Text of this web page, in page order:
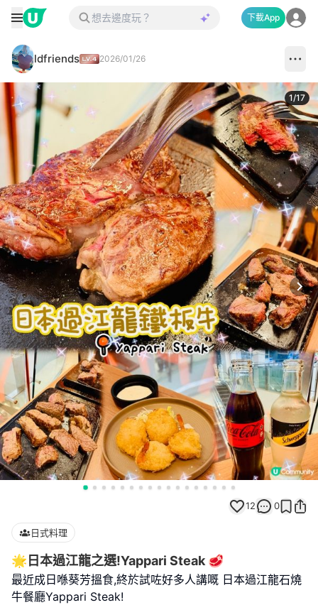
下載App
ldfriends 2026/01/26
1/17
12 0
日式料理
🌟日本過江龍之選!Yappari Steak 🥩
最近成日喺葵芳搵食,終於試咗好多人講嘅 日本過江龍石燒
牛餐廳Yappari Steak!